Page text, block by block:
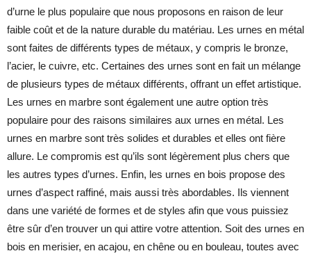
d’urne le plus populaire que nous proposons en raison de leur
faible coût et de la nature durable du matériau. Les urnes en métal
sont faites de différents types de métaux, y compris le bronze,
l’acier, le cuivre, etc. Certaines des urnes sont en fait un mélange
de plusieurs types de métaux différents, offrant un effet artistique.
Les urnes en marbre sont également une autre option très
populaire pour des raisons similaires aux urnes en métal. Les
urnes en marbre sont très solides et durables et elles ont fière
allure. Le compromis est qu’ils sont légèrement plus chers que
les autres types d’urnes. Enfin, les urnes en bois propose des
urnes d’aspect raffiné, mais aussi très abordables. Ils viennent
dans une variété de formes et de styles afin que vous puissiez
être sûr d’en trouver un qui attire votre attention. Soit des urnes en
bois en merisier, en acajou, en chêne ou en bouleau, toutes avec